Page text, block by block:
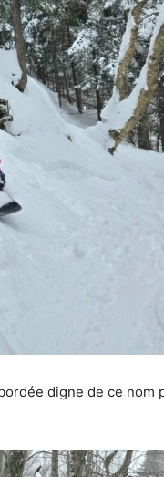
digne de ce nom